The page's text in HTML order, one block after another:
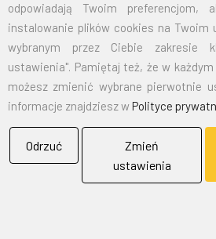
odpowiadają Twoim preferencjom,
instalowanie plików cookies na Twoim
wybranym przez Ciebie zakresie
ustawienia". Pamiętaj też, że w
możesz zmienić wybrane pierwotnie
informacje znajdziesz wPolityce
Odrzuć
Zmień
ustawienia